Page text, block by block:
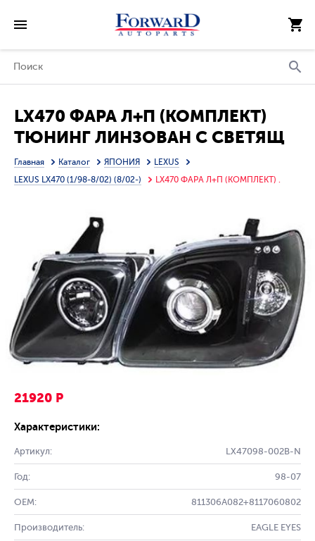
LX470 ФАРА Л+П (КОМПЛЕКТ)
ТЮНИНГ ЛИНЗОВАН С СВЕТЯЩ
ОБОДК ЛИТОЙ ПРОЗРАЧ
УК.ПОВОР (EAGLE EYES) ВНУТРИ
Главная Каталог ЯПОНИЯ
LEXUS
LEXUS LX470 (1/98-8/02) (8/02-)
LX470 ФАРА Л+П (КОМПЛЕКТ) .
21920 Р
Характеристики:
Артикул: LX47098-002B-N
Год: 98-07
OEM: 811306A082+8117060802
Производитель: EAGLE EYES